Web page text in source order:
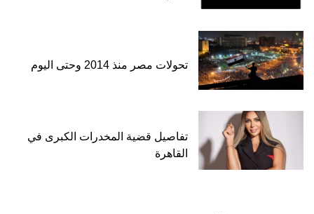
تحولات مصر منذ 2014 وحتى اليوم
تفاصيل قضية المخدرات الكبرى في
القاهرة